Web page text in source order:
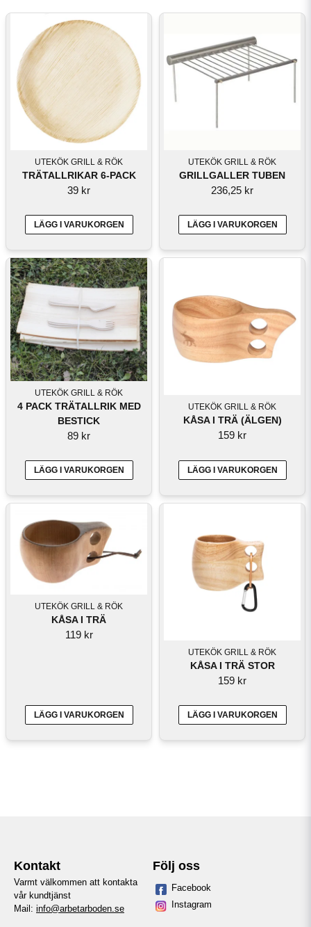
UTEKÖK GRILL & RÖK
TRÄTALLRIKAR 6-PACK
39 kr
LÄGG I VARUKORGEN
UTEKÖK GRILL & RÖK
GRILLGALLER TUBEN
236,25 kr
LÄGG I VARUKORGEN
UTEKÖK GRILL & RÖK
4 PACK TRÄTALLRIK MED
BESTICK
89 kr
LÄGG I VARUKORGEN
UTEKÖK GRILL & RÖK
KÅSA I TRÄ (ÄLGEN)
159 kr
LÄGG I VARUKORGEN
UTEKÖK GRILL & RÖK
KÅSA I TRÄ
119 kr
LÄGG I VARUKORGEN
UTEKÖK GRILL & RÖK
KÅSA I TRÄ STOR
159 kr
LÄGG I VARUKORGEN
Kontakt
Varmt välkommen att kontakta
vår kundtjänst
Mail: info@arbetarboden.se
Följ oss
Facebook
Instagram